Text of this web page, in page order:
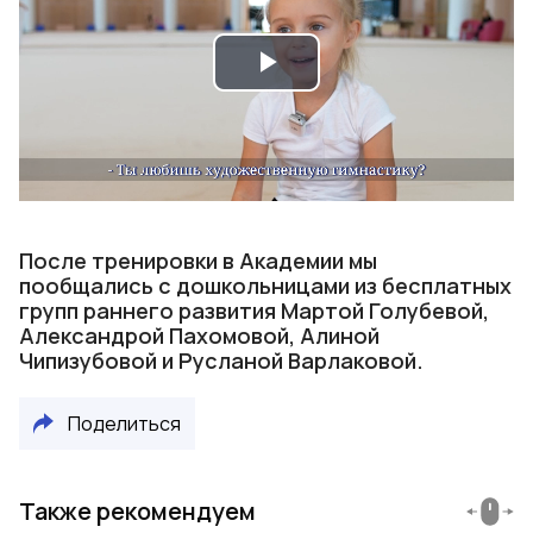
Play
Video
После тренировки в Академии мы
пообщались с дошкольницами из бесплатных
групп раннего развития Мартой Голубевой,
Александрой Пахомовой, Алиной
Чипизубовой и Русланой Варлаковой.
Поделиться
Также рекомендуем